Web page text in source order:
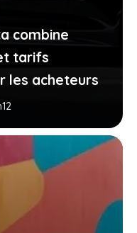
combine
tarifs
les acheteurs